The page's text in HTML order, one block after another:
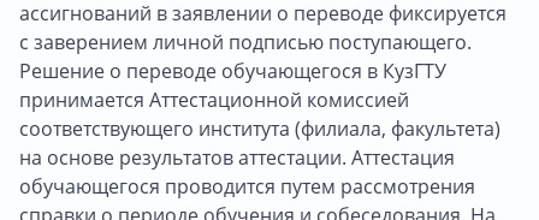
ассигнований в заявлении о переводе фиксируется
с заверением личной подписью поступающего.
Решение о переводе обучающегося в КузГТУ
принимается Аттестационной комиссией
соответствующего института (филиала, факультета)
на основе результатов аттестации. Аттестация
обучающегося проводится путем рассмотрения